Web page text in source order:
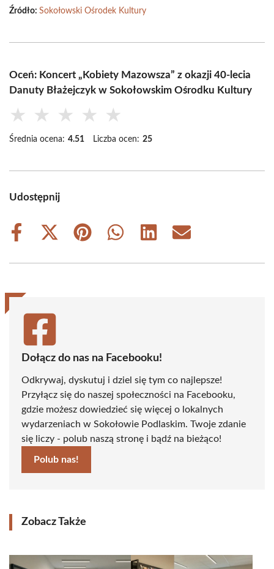
Źródło: Sokołowski Ośrodek Kultury
Oceń: Koncert „Kobiety Mazowsza” z okazji 40-lecia
Danuty Błażejczyk w Sokołowskim Ośrodku Kultury
★ ★ ★ ★ ★
Średnia ocena: 4.51 Liczba ocen: 25
Udostępnij
Share
Share
(Twitter)
Share
Share
Share
Share
Dołącz do nas na Facebooku!
Odkrywaj, dyskutuj i dziel się tym co najlepsze!
Przyłącz się do naszej społeczności na Facebooku,
gdzie możesz dowiedzieć się więcej o lokalnych
wydarzeniach w Sokołowie Podlaskim. Twoje zdanie
się liczy - polub naszą stronę i bądź na bieżąco!
Polub nas!
Zobacz Także